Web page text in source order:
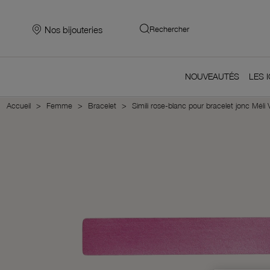
Nos bijouteries Rechercher
NOUVEAUTÉS LES
Accueil Femme Bracelet Simili rose-blanc pour bracelet jonc Méli